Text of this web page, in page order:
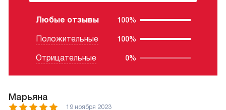
Любые отзывы 100%
Положительные 100%
Отрицательные 0%
Марьяна
19 ноября 2023